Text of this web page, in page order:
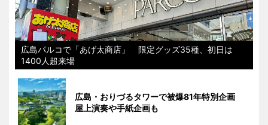
広島パルコで「あげ太商店」 限定グッズ35種、初日は
1400人超来場
広島・おりづるタワーで被爆81年特別企画
屋上演奏や手紙企画も